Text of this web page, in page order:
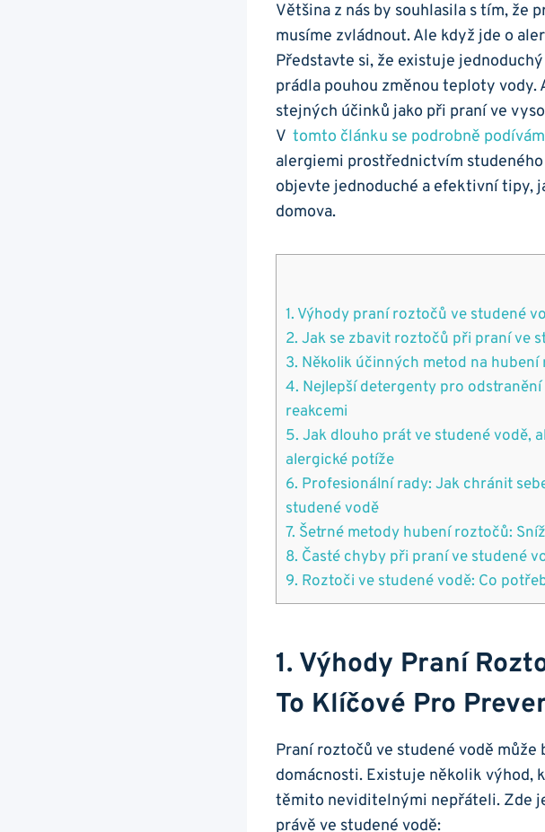
Většina‍ z‌ nás by souhlasila s tím, že
musíme zvládnout.​ Ale když jde o
Představte si, že ⁣existuje⁣
prádla pouhou ​změnou⁤ teploty vody.
stejných účinků jako při praní⁣ ve
V ⁤ tomto článku ⁢se podrobně⁤
alergiemi prostřednictvím
objevte jednoduché a​ efektivní⁤ tipy,
domova.
1. Výhody praní roztočů ve studené
2. Jak‌ se zbavit roztočů⁢ při praní​ ve
3. Několik účinných metod na
4. Nejlepší detergenty pro
reakcemi
5. Jak dlouho prát‌ ve studené ⁤vodě,
alergické potíže
6. Profesionální rady: Jak chránit
studené vodě
7. Šetrné⁢ metody hubení ⁤roztočů:
8. Časté chyby při praní ve studené​
9.‌ Roztoči ve studené vodě: Co
1. Výhody Praní
To Klíčové Pro
Praní roztočů ve studené⁣ vodě
domácnosti. ⁢Existuje několik
těmito‍ neviditelnými‍ nepřáteli. Zde
právě ve studené vodě: